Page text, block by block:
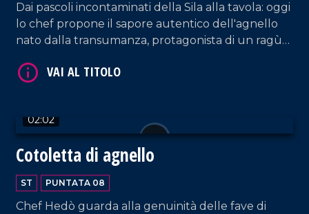
Dai pascoli incontaminati della Sila alla tavola: oggi
lo chef propone il sapore autentico dell'agnello
nato dalla transumanza, protagonista di un ragù
racchiuso nel gusto unico dei paccheri ondulati.
02:02
Cotoletta di agnello
ST PUNTATA 08
Chef Hedò guarda alla genuinità delle fave di
VAI AL TITOLO